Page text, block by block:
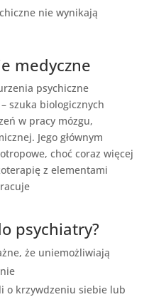
nie wynikają
medyczne
psychiczne
szuka biologicznych
w pracy mózgu,
Jego głównym
choć coraz więcej
z elementami
psychiatry?
że uniemożliwiają
o krzywdzeniu siebie lub